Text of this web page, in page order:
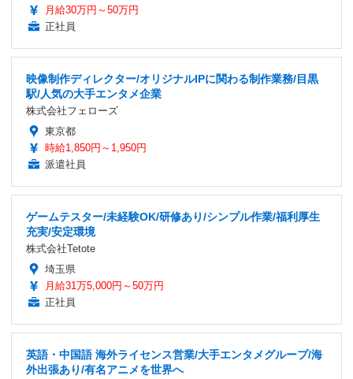
月給30万円～50万円
正社員
映像制作ディレクター/オリジナルIPに関わる制作業務/目黒
駅/人気の大手エンタメ企業
株式会社フェローズ
東京都
時給1,850円～1,950円
派遣社員
ゲームテスター/未経験OK/研修あり/シンプル作業/福利厚生
充実/安定環境
株式会社Tetote
埼玉県
月給31万5,000円～50万円
正社員
英語・中国語 海外ライセンス営業/大手エンタメグループ/海
外出張あり/有名アニメを世界へ